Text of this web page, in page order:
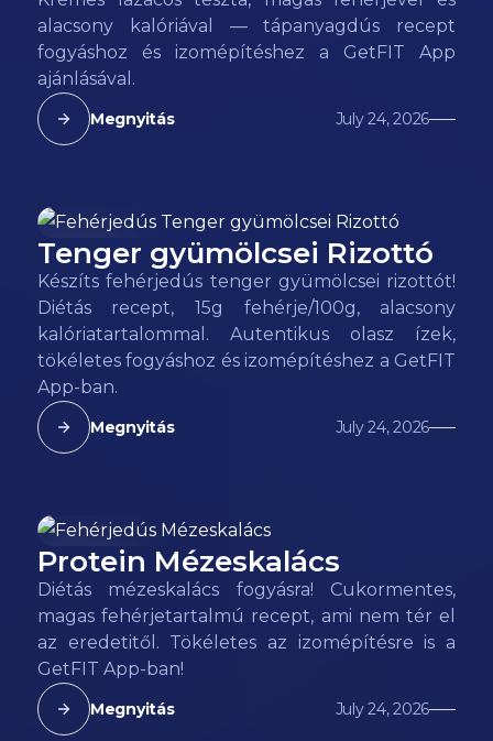
alacsony kalóriával — tápanyagdús recept
fogyáshoz és izomépítéshez a GetFIT App
ajánlásával.
Megnyitás July 24, 2026
128 kcal
Tenger gyümölcsei Rizottó
Készíts fehérjedús tenger gyümölcsei rizottót!
Diétás recept, 15g fehérje/100g, alacsony
kalóriatartalommal. Autentikus olasz ízek,
tökéletes fogyáshoz és izomépítéshez a GetFIT
App-ban.
Megnyitás July 24, 2026
298kcal
Protein Mézeskalács
Diétás mézeskalács fogyásra! Cukormentes,
magas fehérjetartalmú recept, ami nem tér el
az eredetitől. Tökéletes az izomépítésre is a
GetFIT App-ban!
Megnyitás July 24, 2026